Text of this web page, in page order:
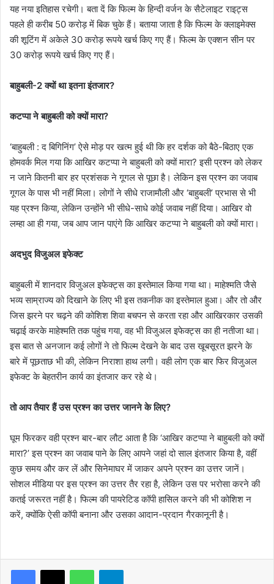
यह नया इतिहास रचेगी। बता दें कि फिल्म के हिन्दी वर्जन के सैटेलाइट राइट्स
पहले ही करीब 50 करोड़ में बिक चुके हैं। बताया जाता है कि फिल्म के क्लाइमेक्स
की शूटिंग में अकेले 30 करोड़ रूपये खर्च किए गए हैं। फिल्म के एक्शन सीन पर
30 करोड़ रूपये खर्च किए गए हैं।
बाहुबली-2 क्यों था इतना इंतजार?
कटप्पा ने बाहुबली को क्यों मारा?
‘बाहुबली : द बिगिनिंग’ ऐसे मोड़ पर खत्म हुई थी कि हर दर्शक को बैठे-बिठाए एक
होमवर्क मिल गया कि आखिर कटप्पा ने बाहुबली को क्यों मारा? इसी प्रश्न को लेकर
न जाने कितनी बार हर प्रशंसक ने गूगल से पूछा है। लेकिन इस प्रश्न का जवाब
गूगल के पास भी नहीं मिला। लोगों ने सीधे राजामौली और ‘बाहुबली’ प्रभास से भी
यह प्रश्न किया, लेकिन उन्होंने भी सीधे-साधे कोई जवाब नहीं दिया। आखिर वो
लम्हा आ ही गया, जब आप जान पाएंगे कि आखिर कटप्पा ने बाहुबली को क्यों मारा।
अदभुद विजुअल इफेक्ट
बाहुबली में शानदार विजुअल इफेक्ट्स का इस्तेमाल किया गया था। माहेश्मति जैसे
भव्य साम्राज्य को दिखाने के लिए भी इस तकनीक का इस्तेमाल हुआ। और तो और
जिस झरने पर चढ़ने की कोशिश शिवा बचपन से करता रहा और आखिरकार उसकी
चढ़ाई करके माहेश्मति तक पहुंच गया, वह भी विजुअल इफेक्ट्स का ही नतीजा था।
इस बात से अनजान कई लोगों ने तो फिल्म देखने के बाद उस खूबसूरत झरने के
बारे में पूछताछ भी की, लेकिन निराशा हाथ लगी। वही लोग एक बार फिर विजुअल
इफेक्ट के बेहतरीन कार्य का इंतजार कर रहे थे।
तो आप तैयार हैं उस प्रश्न का उत्तर जानने के लिए?
घूम फिरकर वही प्रश्न बार-बार लौट आता है कि ‘आखिर कटप्पा ने बाहुबली को क्यों
मारा?’ इस प्रश्न का जवाब पाने के लिए आपने जहां दो साल इंतजार किया है, वहीं
कुछ समय और कर लें और सिनेमाघर में जाकर अपने प्रश्न का उत्तर जानें।
सोशल मीडिया पर इस प्रश्न का उत्तर तैर रहा है, लेकिन उस पर भरोसा करने की
कतई जरूरत नहीं है। फिल्म की पायरेटिड कॉपी हासिल करने की भी कोशिश न
करें, क्योंकि ऐसी कॉपी बनाना और उसका आदान-प्रदान गैरकानूनी है।